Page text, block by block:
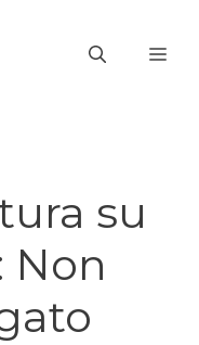
su
Non